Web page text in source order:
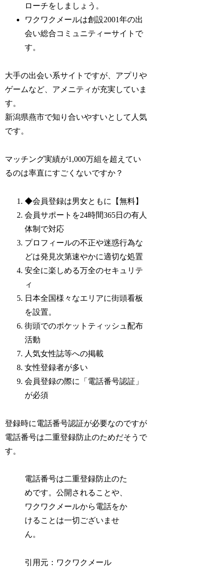
ローチをしましょう。
ワクワクメールは創設2001年の出
会い総合コミュニティーサイトで
す。
大手の出会い系サイトですが、アプリや
ゲームなど、アメニティが充実していま
す。
新潟県燕市で知り合いやすいとして人気
です。
マッチング実績が1,000万組を超えてい
るのは率直にすごくないですか？
◆会員登録は男女ともに【無料】
会員サポートを24時間365日の有人
体制で対応
プロフィールの不正や迷惑行為な
どは発見次第速やかに適切な処置
安全に楽しめる万全のセキュリテ
ィ
日本全国様々なエリアに街頭看板
を設置。
街頭でのポケットティッシュ配布
活動
人気女性誌等への掲載
女性登録者が多い
会員登録の際に「電話番号認証」
が必須
登録時に電話番号認証が必要なのですが
電話番号は二重登録防止のためだそうで
す。
電話番号は二重登録防止のた
めです。公開されることや、
ワクワクメールから電話をか
けることは一切ございませ
ん。
引用元：ワクワクメール